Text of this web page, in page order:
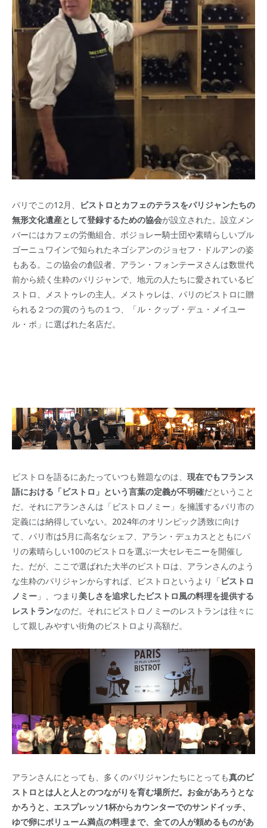
パリでこの12月、
ビストロとカフェのテラスをパリジャンたちの
無形文化遺産として登録するための協会が設立された。設立メン
バーにはカフェの労働組合、ボジョレー騎士団や素晴らしいブル
ゴーニュワインで知られたネゴシアンのジョセフ・ドルアンの姿
もある。この協会の創設者、アラン・フォンテーヌさんは数世代
前から続く生粋のパリジャンで、地元の人たちに愛されているビ
ストロ、メストゥレの主人。メストゥレは、パリのビストロに贈
られる２つの賞のうちの１つ、「ル・クップ・デュ・メイユー
ル・ポ」に選ばれた名店だ。
ビストロを語るにあたっていつも難題なのは、 現在でもフランス
語における「ビストロ」という言葉の定義が不明確だということ
だ。それにアランさんは「ビストロノミー」を擁護するパリ市の
定義には納得していない。2024年のオリンピック誘致に向け
て、パリ市は5月に高名なシェフ、アラン・デュカスとともにパ
リの素晴らしい100のビストロを選ぶ一大セレモニーを開催し
た。だが、ここで選ばれた大半のビストロは、アランさんのよう
な生粋のパリジャンからすれば、ビストロというより「ビストロ
ノミー 」、つまり美しさを追求したビストロ風の料理を提供する
レストランなのだ。それにビストロノミーのレストランは往々に
して親しみやすい街角のビストロより高額だ。
アランさんにとっても、多くのパリジャンたちにとっても真のビ
ストロとは人と人とのつながりを育む場所だ。お金があろうとな
かろうと、エスプレッソ1杯からカウンターでのサンドイッチ、
ゆで卵にボリューム満点の料理まで、全ての人が頼めるものがあ